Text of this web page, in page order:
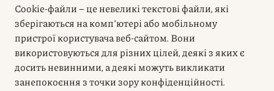
Cookie-файли – це невеликі текстові файли, які
зберігаються на комп’ютері або мобільному
пристрої користувача веб-сайтом. Вони
використовуються для різних цілей, деякі з яких є
досить невинними, а деякі можуть викликати
занепокоєння з точки зору конфіденційності.